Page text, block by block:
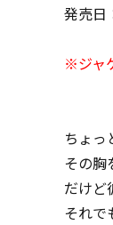
発売日
※ジャ
ちょっ
その胸
だけど
それで